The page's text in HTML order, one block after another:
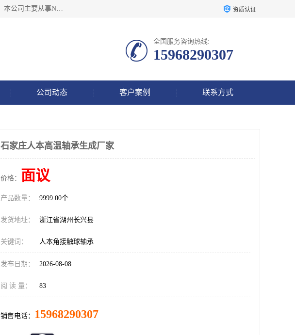
湖州恩斯凯工业技术有限公司位于湖州长兴，公司作为机械零部件以及多个品牌工业零配件专业集成供应商。本公司主要从事NSK进口轴承、SKF进口轴承、FAG进口轴承、NTN进口轴承、国产轴承：ZWZ、HRB、C&U轴承外球面轴承、导轨、丝杠、滑块、 润滑油、工业皮带及其他工业零部件的销售. 资质认证
全国服务咨询热线:
15968290307
公司动态 客户案例 联系方式
石家庄人本高温轴承生成厂家
价格： 面议
产品数量： 9999.00个
发货地址： 浙江省湖州长兴县
关键词： 人本角接触球轴承
发布日期： 2026-08-08
阅 读 量： 83
销售电话： 15968290307